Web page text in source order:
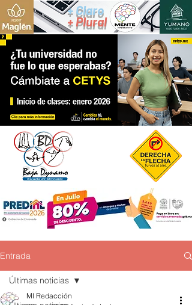
+ Claro
+ Plural
Entrada
Últimas noticias
MI Redacción